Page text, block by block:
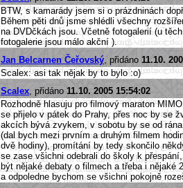
BTW, s kamarády jsem si o prázdninách
Během pěti dnů jsme shlédli všechny
na DVDčkách jsou. Včetně fotogalerií (u
fotogalerie jsou málo akční ).
Jan Belcarnen Čeřovský , přidáno 11.10.
Scalex: asi tak nějak by to bylo :o)
Scalex , přidáno 11.10. 2005 15:54:02
Rozhodně hlasuju pro filmový maraton
se přijelo v pátek do Prahy, přes noc by se
akcích bývá zvykem, v sobotu by se od
(dal bych mezi prvním a druhým filmem
dvě hodiny), promítání by tedy skončilo
se zase všichni odebrali do školy k
být nějaké debaty o filmech a třeba i nějaké
a odpoledne bychom se všichni pokojně